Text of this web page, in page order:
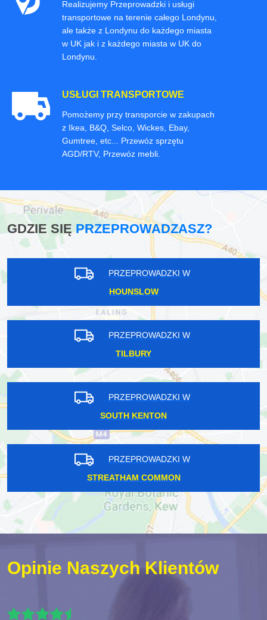
Realizujemy Przeprowadzki i usługi
transportowe na terenie całego Londynu,
ale także z Londynu do każdego miasta
w UK jak i z każdego miasta w UK do
Londynu.
USŁUGI TRANSPORTOWE
Pomożemy przy transporcie w zakupach
z Ikea, B&Q, Selco, Wickes, Ebay,
Gumtree, etc... Przewóz sprzętu
AGD/RTV, Przewóz mebli.
GDZIE SIĘPRZEPROWADZASZ?
PRZEPROWADZKI W
HOUNSLOW
PRZEPROWADZKI W
TILBURY
PRZEPROWADZKI W
SOUTH KENTON
PRZEPROWADZKI W
STREATHAM COMMON
Opinie Naszych Klientów